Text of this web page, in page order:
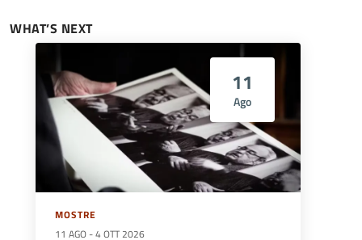
WHAT’S NEXT
11
Ago
MOSTRE
11 AGO -4 OTT 2026